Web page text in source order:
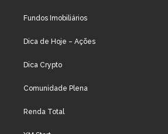
Fundos Imobiliários
Dica de Hoje – Ações
Dica Crypto
Comunidade Plena
Renda Total